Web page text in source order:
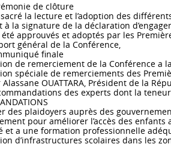
de clôture
la lecture et l’adoption des
à la signature de la déclaration
approuvés et adoptés par les
général de la Conférence,
finale
de remerciement de la Conférence a
spéciale de remerciements des
OUATTARA, Président de la
des experts dont la
plaidoyers auprès des
pour améliorer l’accès des
et a une formation professionnelle
d’infrastructures scolaires dans les